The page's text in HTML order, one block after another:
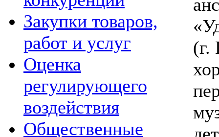
Закупки товаров,
работ и услуг
Оценка
регулирующего
воздействия
Общественные
(г.